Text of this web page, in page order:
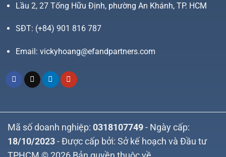
Lầu 2, 27 Tống Hữu Định, phường An Khánh, TP. HCM
SĐT: (+84) 901 816 787
Email: vickyhoang@efandpartners.com
Mã số doanh nghiệp: 0318107749 - Ngày cấp:
18/10/2023 - Được cấp bởi: Sở kế hoạch và Đầu tư